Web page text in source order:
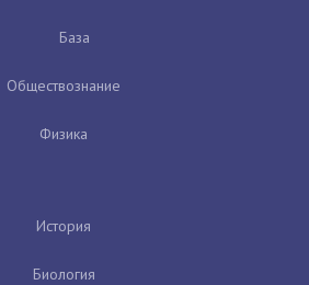
База
Обществознание
Физика
История
Биология